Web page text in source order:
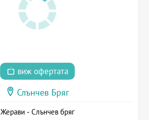
виж офертата
Слънчев Бряг
Жерави - Слънчев бряг